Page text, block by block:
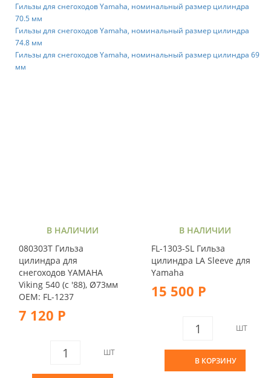
Гильзы для снегоходов Yamaha, номинальный размер цилиндра
70.5 мм
Гильзы для снегоходов Yamaha, номинальный размер цилиндра
74.8 мм
Гильзы для снегоходов Yamaha, номинальный размер цилиндра 69
мм
В НАЛИЧИИ
080303T Гильза
цилиндра для
снегоходов YAMAHA
Viking 540 (c '88), Ø73мм
OEM: FL-1237
7 120 Р
ШТ
В НАЛИЧИИ
FL-1303-SL Гильза
цилиндра LA Sleeve для
Yamaha
15 500 Р
ШТ
В КОРЗИНУ